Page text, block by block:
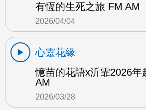
有恆的生死之旅 FM AM
2026/04/04
心靈花緣
憶苗的花語x沂霏2026年
AM
2026/03/28